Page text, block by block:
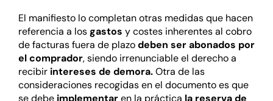
El manifiesto lo completan otras medidas que hacen
referencia a losgastos y costes inherentes al cobro
de facturas fuera de plazodeben ser abonados por
el comprador, siendo irrenunciable el derecho a
recibir intereses de demora.Otra de las
consideraciones recogidas en el documento es que